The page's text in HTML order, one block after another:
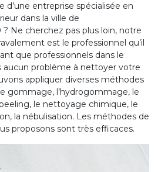
d’une entreprise spécialisée en
dans la ville de
Ne cherchez pas plus loin, notre
est le professionnel qu’il
que professionnels dans le
aucun problème à nettoyer votre
appliquer diverses méthodes
gommage, l’hydrogommage, le
le nettoyage chimique, le
la nébulisation. Les méthodes de
proposons sont très efficaces.